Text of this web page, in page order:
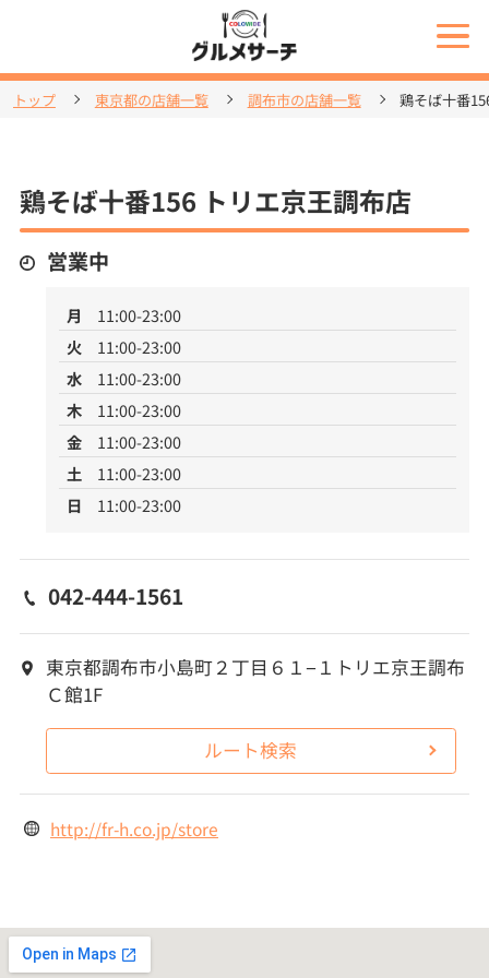
トップ 東京都の店舗一覧 調布市の店舗一覧 鶏そば十番
鶏そば十番156 トリエ京王調布店
営業中
月
11:00-23:00
火
11:00-23:00
水
11:00-23:00
木
11:00-23:00
金
11:00-23:00
土
11:00-23:00
日
11:00-23:00
042-444-1561
東京都調布市小島町２丁目６１−１トリエ京王調布
Ｃ館1F
ルート検索
http://fr-h.co.jp/store